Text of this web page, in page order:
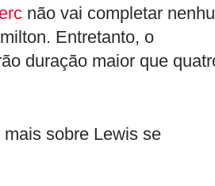
não vai completar
Entretanto, o
duração maior que
sobre Lewis se